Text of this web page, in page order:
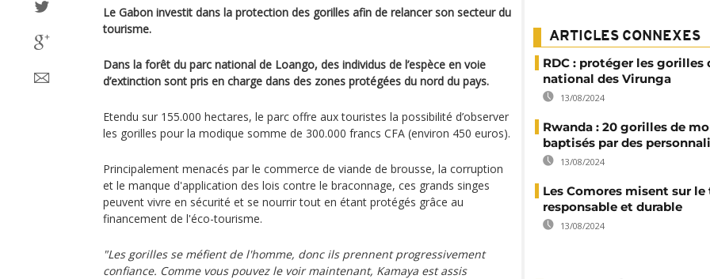
Le Gabon investit dans la protection des gorilles afin de relancer son secteur du
tourisme.
Dans la forêt du parc national de Loango, des individus de l’espèce en voie
d’extinction sont pris en charge dans des zones protégées du nord du pays.
Etendu sur 155.000 hectares, le parc offre aux touristes la possibilité d’observer
les gorilles pour la modique somme de 300.000 francs CFA (environ 450 euros).
Principalement menacés par le commerce de viande de brousse, la corruption
et le manque d'application des lois contre le braconnage, ces grands singes
peuvent vivre en sécurité et se nourrir tout en étant protégés grâce au
financement de l'éco-tourisme.
"Les gorilles se méfient de l'homme, donc ils prennent progressivement
confiance. Comme vous pouvez le voir maintenant, Kamaya est assis
ARTICLES CONNEXES
RDC : protéger les gorilles
national des Virunga
13/08/2024
Rwanda : 20 gorilles de
baptisés par des
13/08/2024
Les Comores misent sur
responsable et durable
13/08/2024